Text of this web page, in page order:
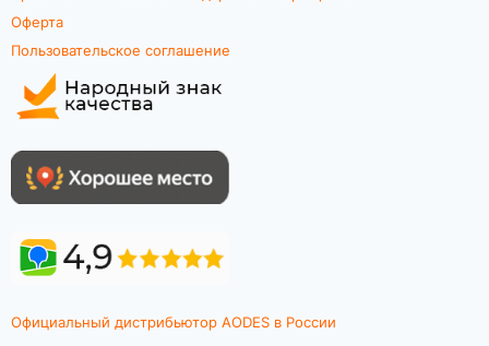
Оферта
Пользовательское соглашение
Официальный дистрибьютор AODES в России